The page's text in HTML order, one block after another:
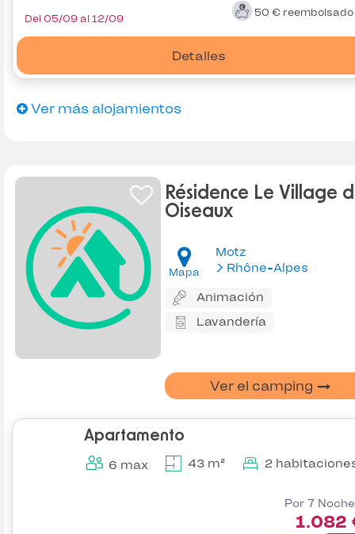
50 € reembolsado
Detalles
Del 05/09 al 12/09
Ver más alojamientos
Résidence Le Village
Oiseaux
Mapa
Motz
Rhône-Alpes
Animación
Lavandería
Ver el camping
Apartamento
6 max 43 m² 2
Por 7
1.082